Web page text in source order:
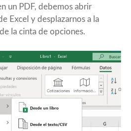
un PDF, debemos abrir
Excel y desplazarnos a la
la cinta de opciones.